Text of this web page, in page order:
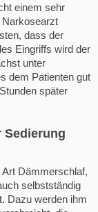
einem sehr
Narkosearzt
dass der
Eingriffs wird der
unter
dem Patienten gut
später
Sedierung
Art Dämmerschlaf,
selbstständig
Dazu werden ihm